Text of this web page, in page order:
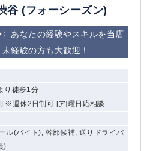
谷 (フォーシーズン)
あなたの経験やスキルを当店
経験の方も大歓迎！
り徒歩1分
※週休2日制可 [ア]曜日応相談
ル(バイト), 幹部候補, 送りドライバ
)